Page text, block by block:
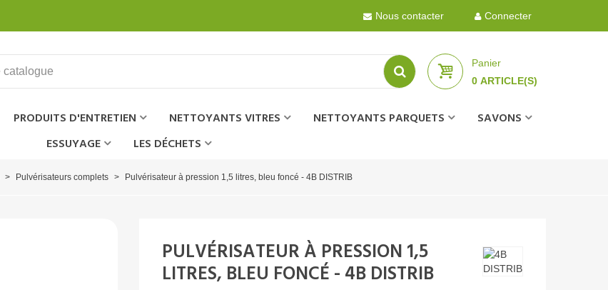
Nous contacter Connecter
Panier
0 ARTICLE(S)
PRODUITS D'ENTRETIEN NETTOYANTS VITRES NETTOYANTS PARQUETS
SAVONS
ESSUYAGE
LES DÉCHETS
> Pulvérisateurs complets > Pulvérisateur à pression 1,5 litres, bleu foncé - 4B DISTRIB
PULVÉRISATEUR À PRESSION 1,5
LITRES, BLEU FONCÉ - 4B DISTRIB